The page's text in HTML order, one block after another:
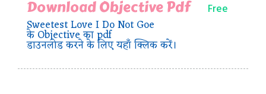
Download Objective Pdf
Sweetest Love I Do Not Goe
के Objective का pdf
डाउनलोड करने के लिए यहाँ क्लिक करें।
Free